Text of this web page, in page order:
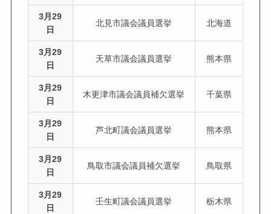
3月29
日
北見市議会議員選挙 北海道
3月29
日
天草市議会議員選挙 熊本県
3月29
日
木更津市議会議員補欠選挙 千葉県
3月29
日
芦北町議会議員選挙 熊本県
3月29
日
鳥取市議会議員補欠選挙 鳥取県
3月29
日
壬生町議会議員選挙 栃木県